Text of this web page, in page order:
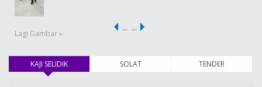
Lagi Gambar »
… …
KAJI SELIDIK(tab aktif) SOLAT TENDER